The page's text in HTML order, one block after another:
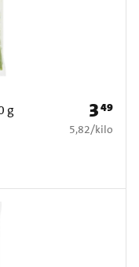
g Prijs: €
349
€ 5,82 per kilo
5,82/kilo